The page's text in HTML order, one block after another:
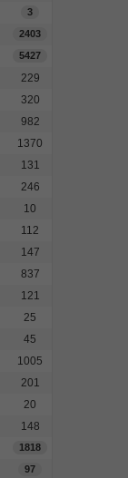
3
2403
5427
229
320
982
1370
131
246
10
112
147
837
121
25
45
1005
201
20
148
1818
97